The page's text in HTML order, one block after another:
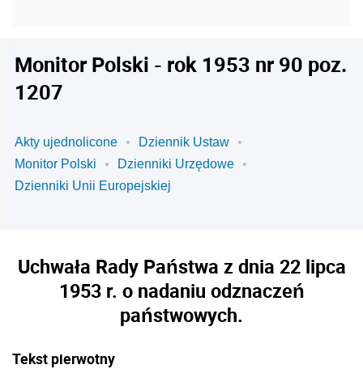
Monitor Polski - rok 1953 nr 90 poz.
1207
Akty ujednolicone
Dziennik Ustaw
Monitor Polski
Dzienniki Urzędowe
Dzienniki Unii Europejskiej
Uchwała Rady Państwa z dnia 22 lipca
1953 r. o nadaniu odznaczeń
państwowych.
Tekst pierwotny